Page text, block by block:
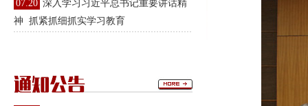
07.20 深入学习习近平总书记重要讲话精
神 抓紧抓细抓实学习教育